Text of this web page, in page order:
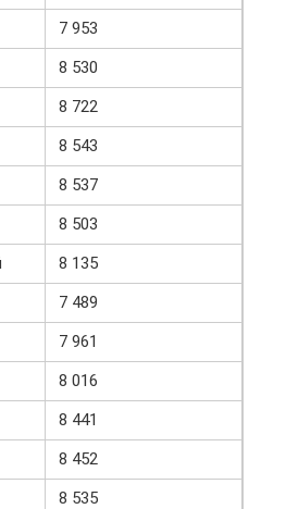
7 953
8 530
8 722
8 543
8 537
8 503
8 135
7 489
7 961
8 016
8 441
8 452
8 535